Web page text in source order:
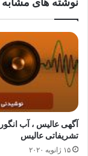
آگهی عالیس ، آب
تشریفاتی عالیس
۱۵ ژانویه ۲۰۲۰